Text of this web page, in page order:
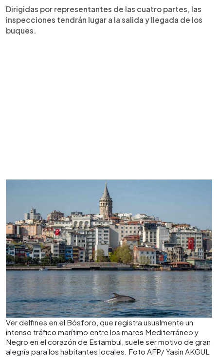
Dirigidas por representantes de las cuatro partes, las
inspecciones tendrán lugar a la salida y llegada de los
buques.
Ver delfines en el Bósforo, que registra usualmente un
intenso tráfico marítimo entre los mares Mediterráneo y
Negro en el corazón de Estambul, suele ser motivo de gran
alegría para los habitantes locales. Foto AFP/ Yasin AKGUL